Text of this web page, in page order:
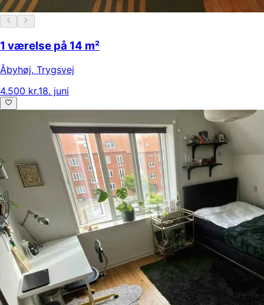
1 værelse på 14 m²
Åbyhøj, Trygsvej
4.500 kr.18. juni